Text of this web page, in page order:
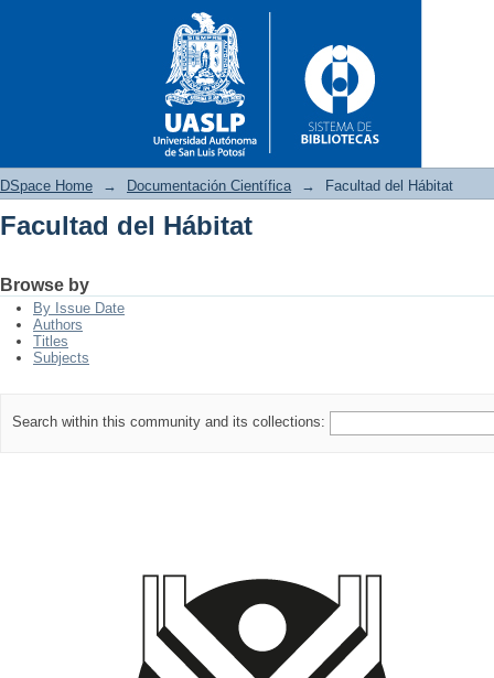
DSpace Home → Documentación Científica → Facultad del Hábitat
Facultad del Hábitat
Browse by
By Issue Date
Authors
Titles
Subjects
Search within this community and its collections: